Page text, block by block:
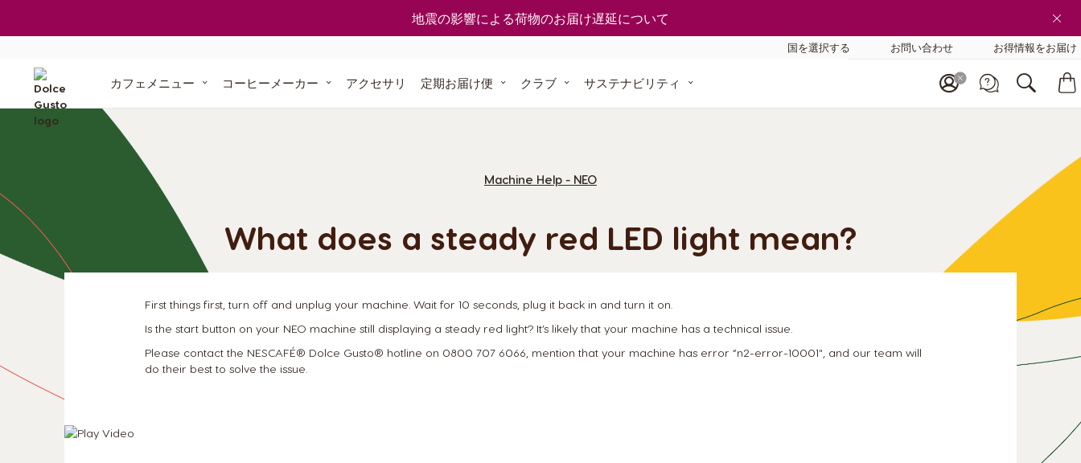
地震の影響による荷物のお届け遅延について
国を選択する お問い合わせ お得情報をお届け
カフェメニュー
「ネスカフェ
ドルチェ グスト ネオ」
専用紙製ポッド
「ドルチェ グスト」
コーヒーメーカー
1台3役、スマート抽出
「ドルチェ グスト」オリジナ
マシンでお困りの方は こちら
アクセサリ 定期お届け便 クラブ
どうやってポイントを入手するの？
サステナビリティ
サステナビリティ・コミットメント
Machine Help - NEO
What does a steady red LED light mean?
First things first, turn off and unplug your machine. Wait for 10 seconds, plug it back in and turn it on.
Is the start button on your NEO machine still displaying a steady red light? It’s likely that your machine has a technical issue.
Please contact the NESCAFÉ® Dolce Gusto® hotline on 0800 707 6066, mention that your machine has error “n2-error-10001", and our team will
do their best to solve the issue.